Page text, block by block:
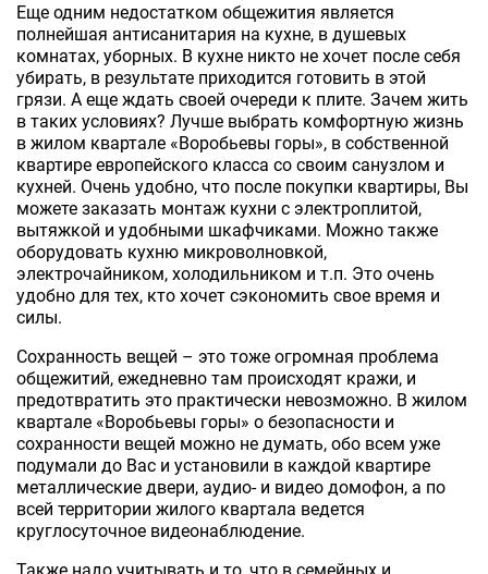
Еще одним недостатком общежития является
полнейшая антисанитария на кухне, в душевых
комнатах, уборных. В кухне никто не хочет после себя
убирать, в результате приходится готовить в этой
грязи. А еще ждать своей очереди к плите. Зачем жить
в таких условиях? Лучше выбрать комфортную жизнь
в жилом квартале «Воробьевы горы», в собственной
квартире европейского класса со своим санузлом и
кухней. Очень удобно, что после покупки квартиры, Вы
можете заказать монтаж кухни с электроплитой,
вытяжкой и удобными шкафчиками. Можно также
оборудовать кухню микроволновкой,
электрочайником, холодильником и т.п. Это очень
удобно для тех, кто хочет сэкономить свое время и
силы.
Сохранность вещей – это тоже огромная проблема
общежитий, ежедневно там происходят кражи, и
предотвратить это практически невозможно. В жилом
квартале «Воробьевы горы» о безопасности и
сохранности вещей можно не думать, обо всем уже
подумали до Вас и установили в каждой квартире
металлические двери, аудио- и видео домофон, а по
всей территории жилого квартала ведется
круглосуточное видеонаблюдение.
Также надо учитывать и то, что в семейных и